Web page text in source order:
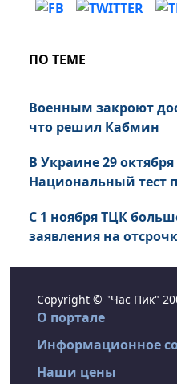
ПО ТЕМЕ
Военным закроют
что решил Кабмин
В Украине 29 октября
Национальный тест
С 1 ноября ТЦК
заявления на
Copyright © "Час Пик"
О портале
Информационное
Наши цены